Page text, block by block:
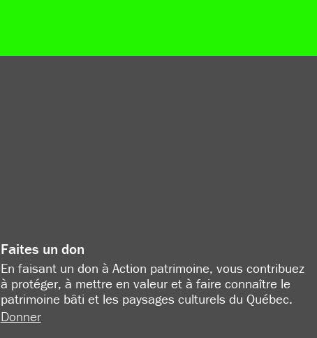
Faites un don
En faisant un don à Action patrimoine, vous contribuez
à protéger, à mettre en valeur et à faire connaître le
patrimoine bâti et les paysages culturels du Québec.
Donner